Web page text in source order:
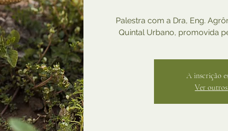
Palestra com a Dra, Eng.
Quintal Urbano, promovida
A inscrição
Ver